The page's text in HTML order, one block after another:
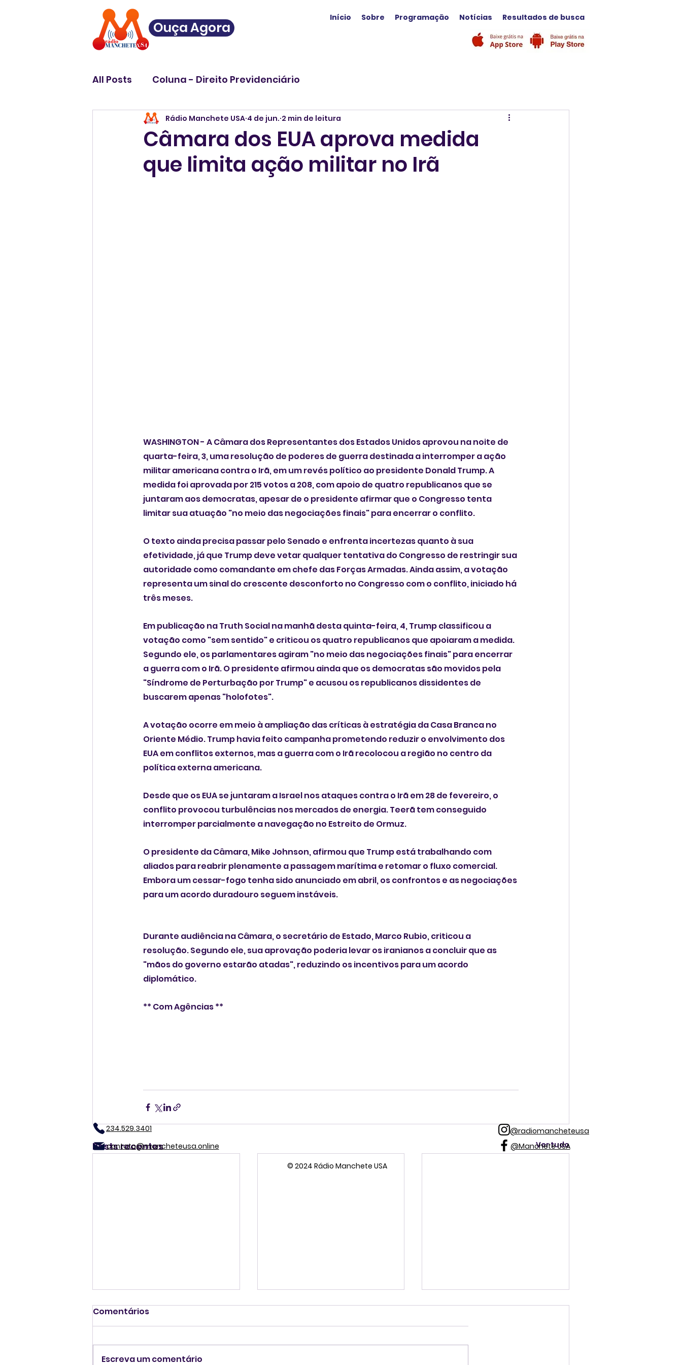
Ouça Agora
Início Sobre Programação Notícias Resultados de busca
All Posts Coluna - Direito Previdenciário
Câmara dos EUA aprova medida
que limita ação militar no Irã
Rádio Manchete USA 4 de jun. 2 min de leitura
WASHINGTON - A Câmara dos Representantes dos Estados Unidos aprovou na noite de
quarta-feira, 3, uma resolução de poderes de guerra destinada a interromper a ação
militar americana contra o Irã, em um revés político ao presidente Donald Trump. A
medida foi aprovada por 215 votos a 208, com apoio de quatro republicanos que se
juntaram aos democratas, apesar de o presidente afirmar que o Congresso tenta
limitar sua atuação "no meio das negociações finais" para encerrar o conflito.
O texto ainda precisa passar pelo Senado e enfrenta incertezas quanto à sua
efetividade, já que Trump deve vetar qualquer tentativa do Congresso de restringir sua
autoridade como comandante em chefe das Forças Armadas. Ainda assim, a votação
representa um sinal do crescente desconforto no Congresso com o conflito, iniciado há
três meses.
Em publicação na Truth Social na manhã desta quinta-feira, 4, Trump classificou a
votação como "sem sentido" e criticou os quatro republicanos que apoiaram a medida.
Segundo ele, os parlamentares agiram "no meio das negociações finais" para encerrar
a guerra com o Irã. O presidente afirmou ainda que os democratas são movidos pela
"Síndrome de Perturbação por Trump" e acusou os republicanos dissidentes de
buscarem apenas "holofotes".
A votação ocorre em meio à ampliação das críticas à estratégia da Casa Branca no
Oriente Médio. Trump havia feito campanha prometendo reduzir o envolvimento dos
EUA em conflitos externos, mas a guerra com o Irã recolocou a região no centro da
política externa americana.
Desde que os EUA se juntaram a Israel nos ataques contra o Irã em 28 de fevereiro, o
conflito provocou turbulências nos mercados de energia. Teerã tem conseguido
interromper parcialmente a navegação no Estreito de Ormuz.
O presidente da Câmara, Mike Johnson, afirmou que Trump está trabalhando com
aliados para reabrir plenamente a passagem marítima e retomar o fluxo comercial.
Embora um cessar-fogo tenha sido anunciado em abril, os confrontos e as negociações
para um acordo duradouro seguem instáveis.
Durante audiência na Câmara, o secretário de Estado, Marco Rubio, criticou a
resolução. Segundo ele, sua aprovação poderia levar os iranianos a concluir que as
"mãos do governo estarão atadas", reduzindo os incentivos para um acordo
diplomático.
** Com Agências **
Posts recentes Ver tudo
Comentários
Escreva um comentário
234.529.3401
contato@mancheteusa.online
@radiomancheteusa
@Manchete USA
© 2024 Rádio Manchete USA